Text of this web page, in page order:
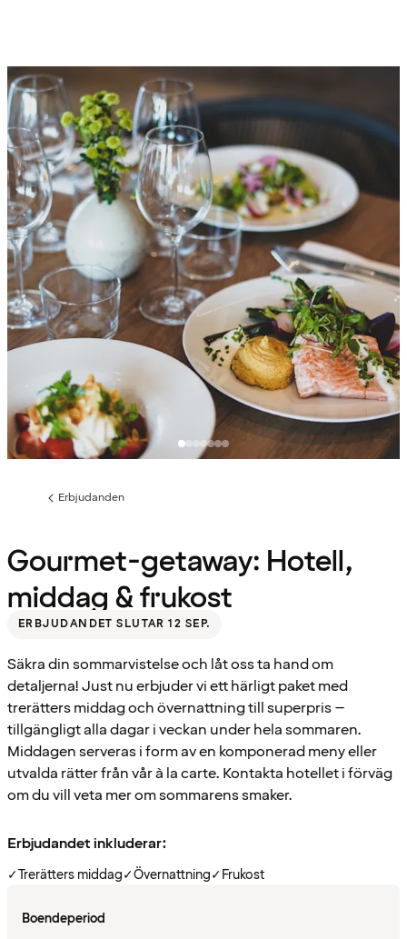
Föregående
Erbjudanden
Gourmet-getaway: Hotell,
middag & frukost
ERBJUDANDET SLUTAR 12 SEP.
Säkra din sommarvistelse och låt oss ta hand om
detaljerna! Just nu erbjuder vi ett härligt paket med
trerätters middag och övernattning till superpris –
tillgängligt alla dagar i veckan under hela sommaren.
Middagen serveras i form av en komponerad meny eller
utvalda rätter från vår à la carte. Kontakta hotellet i förväg
om du vill veta mer om sommarens smaker.
Erbjudandet inkluderar:
✓Trerätters middag✓Övernattning✓Frukost
Boendeperiod